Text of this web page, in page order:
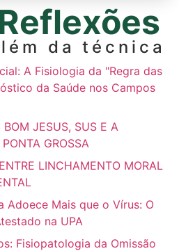
da técnica
A Fisiologia da "Regra das
da Saúde nos Campos
JESUS, SUS E A
GROSSA
LINCHAMENTO MORAL
Adoece Mais que o Vírus: O
na UPA
Fisiopatologia da Omissão